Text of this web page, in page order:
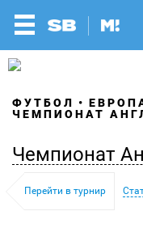
ФУТБОЛ
ЧЕМПИОНАТ
Чемпионат
Перейти в турнир